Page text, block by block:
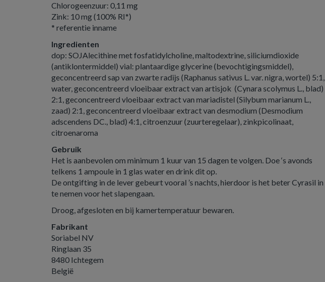
Chlorogeenzuur: 0,11 mg
Zink: 10 mg (100% RI*)
* referentie inname
Ingredienten
dop: SOJAlecithine met fosfatidylcholine, maltodextrine, siliciumdioxide
(antiklontermiddel) vial: plantaardige glycerine (bevochtigingsmiddel),
geconcentreerd sap van zwarte radijs (Raphanus sativus L. var. nigra, wortel) 5:1,
water, geconcentreerd vloeibaar extract van artisjok (Cynara scolymus L., blad)
2:1, geconcentreerd vloeibaar extract van mariadistel (Silybum marianum L.,
zaad) 2:1, geconcentreerd vloeibaar extract van desmodium (Desmodium
adscendens DC., blad) 4:1, citroenzuur (zuurteregelaar), zinkpicolinaat,
citroenaroma
Gebruik
Het is aanbevolen om minimum 1 kuur van 15 dagen te volgen. Doe ‘s avonds
telkens 1 ampoule in 1 glas water en drink dit op.
De ontgifting in de lever gebeurt vooral ’s nachts, hierdoor is het beter Cyrasil in
te nemen voor het slapengaan.
Droog, afgesloten en bij kamertemperatuur bewaren.
Fabrikant
Soriabel NV
Ringlaan 35
8480 Ichtegem
België